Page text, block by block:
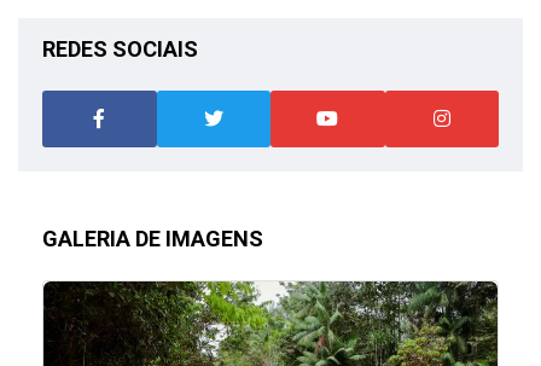
REDES SOCIAIS
GALERIA DE IMAGENS